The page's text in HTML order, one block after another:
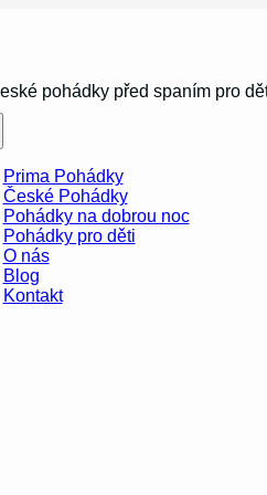
pohádky před spaním pro
Prima Pohádky
České Pohádky
Pohádky na dobrou noc
Pohádky pro děti
O nás
Blog
Kontakt